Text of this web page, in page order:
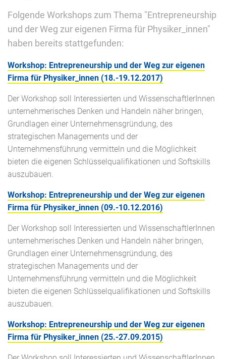
Folgende Workshops zum Thema "Entrepreneurship
und der Weg zur eigenen Firma für Physiker_innen"
haben bereits stattgefunden:
Workshop: Entrepreneurship und der Weg zur eigenen
Firma für Physiker_innen (18.-19.12.2017)
Der Workshop soll Interessierten und WissenschaftlerInnen
unternehmerisches Denken und Handeln näher bringen,
Grundlagen einer Unternehmensgründung, des
strategischen Managements und der
Unternehmensführung vermitteln und die Möglichkeit
bieten die eigenen Schlüsselqualifikationen und Softskills
auszubauen.
Workshop: Entrepreneurship und der Weg zur eigenen
Firma für Physiker_innen (09.-10.12.2016)
Der Workshop soll Interessierten und WissenschaftlerInnen
unternehmerisches Denken und Handeln näher bringen,
Grundlagen einer Unternehmensgründung, des
strategischen Managements und der
Unternehmensführung vermitteln und die Möglichkeit
bieten die eigenen Schlüsselqualifikationen und Softskills
auszubauen.
Workshop: Entrepreneurship und der Weg zur eigenen
Firma für Physiker_innen (25.-27.09.2015)